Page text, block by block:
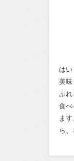
は
美
ふれ
食
ま
ら